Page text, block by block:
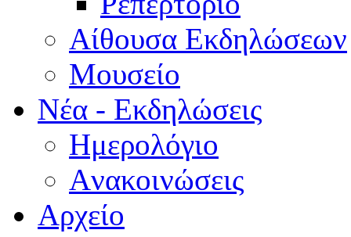
Aίθουσα Εκδηλώσεων
Μουσείο
Νέα - Εκδηλώσεις
Ημερολόγιο
Aνακοινώσεις
Αρχείο